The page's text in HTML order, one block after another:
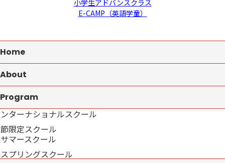
小学生アドバンスクラス
E-CAMP（英語学童）
Home
About
Program
ターナショナルスクール
限定スクール
マースクール
プリングスクール